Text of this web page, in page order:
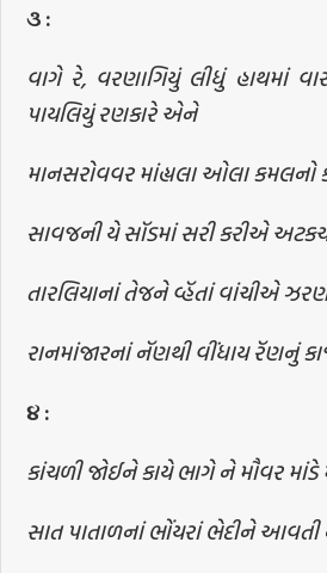
૩:
વાગે રે, વરણાગિયું લીધું હાથમાં
પાયલિયું રણકારે એને
માનસરોવવર માંહ્યલા ઓલા
સાવજની યે સૉડમાં સરી કરીએ
તારલિયાનાં તેજને વ્હૅતાં વાંચીએ
રાનમાંજારનાં નૅણથી વીંધાય રૅણનું
૪:
કાંચળી જોઈને કાયે ભાગે ને મૌવર માંડે
સાત પાતાળનાં ભોંયરાં ભેદીને